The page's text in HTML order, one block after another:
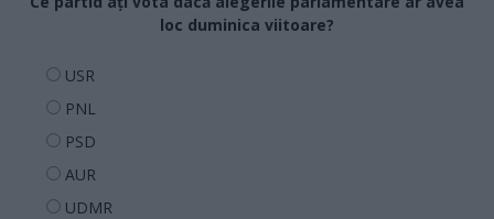
loc duminica viitoare?
USR
PNL
PSD
AUR
UDMR